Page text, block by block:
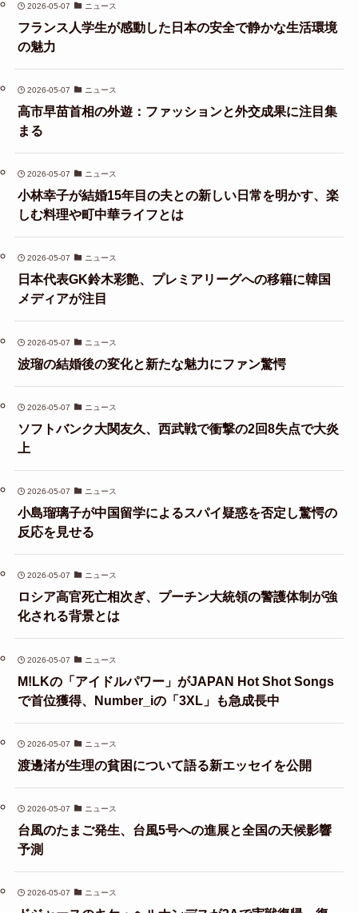
2026-05-07 ニュース
フランス人学生が感動した日本の安全で静かな生活環境
の魅力
2026-05-07 ニュース
高市早苗首相の外遊：ファッションと外交成果に注目集
まる
2026-05-07 ニュース
小林幸子が結婚15年目の夫との新しい日常を明かす、楽
しむ料理や町中華ライフとは
2026-05-07 ニュース
日本代表GK鈴木彩艶、プレミアリーグへの移籍に韓国
メディアが注目
2026-05-07 ニュース
波瑠の結婚後の変化と新たな魅力にファン驚愕
2026-05-07 ニュース
ソフトバンク大関友久、西武戦で衝撃の2回8失点で大炎
上
2026-05-07 ニュース
小島瑠璃子が中国留学によるスパイ疑惑を否定し驚愕の
反応を見せる
2026-05-07 ニュース
ロシア高官死亡相次ぎ、プーチン大統領の警護体制が強
化される背景とは
2026-05-07 ニュース
M!LKの「アイドルパワー」がJAPAN Hot Shot Songs
で首位獲得、Number_iの「3XL」も急成長中
2026-05-07 ニュース
渡邊渚が生理の貧困について語る新エッセイを公開
2026-05-07 ニュース
台風のたまご発生、台風5号への進展と全国の天候影響
予測
2026-05-07 ニュース